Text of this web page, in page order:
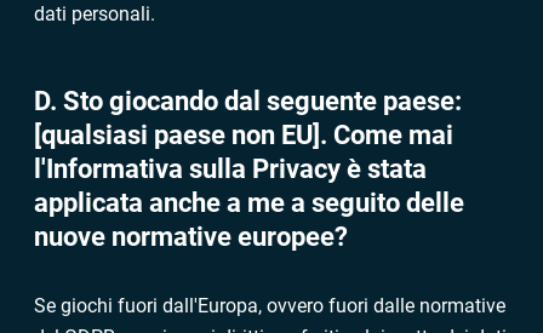
dati personali.
D. Sto giocando dal seguente paese:
[qualsiasi paese non EU]. Come mai
l'Informativa sulla Privacy è stata
applicata anche a me a seguito delle
nuove normative europee?
Se giochi fuori dall'Europa, ovvero fuori dalle normative